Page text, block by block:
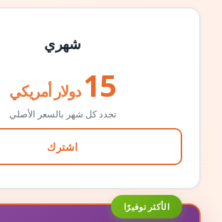
شهري
15 دولار أمريكي
تجدد كل شهر بالسعر الأصلي
اشترك
الأكثر توفيرًا